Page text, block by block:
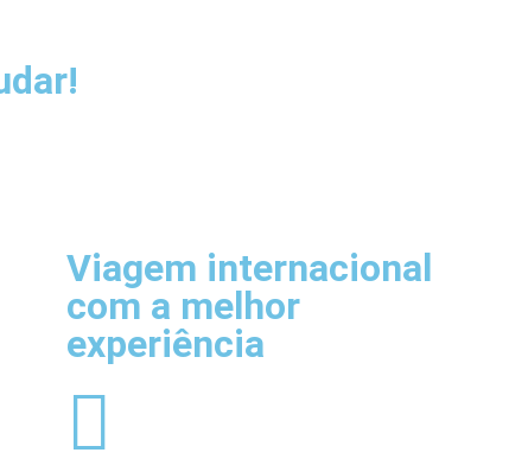
Viagem internacional
com a melhor
experiência